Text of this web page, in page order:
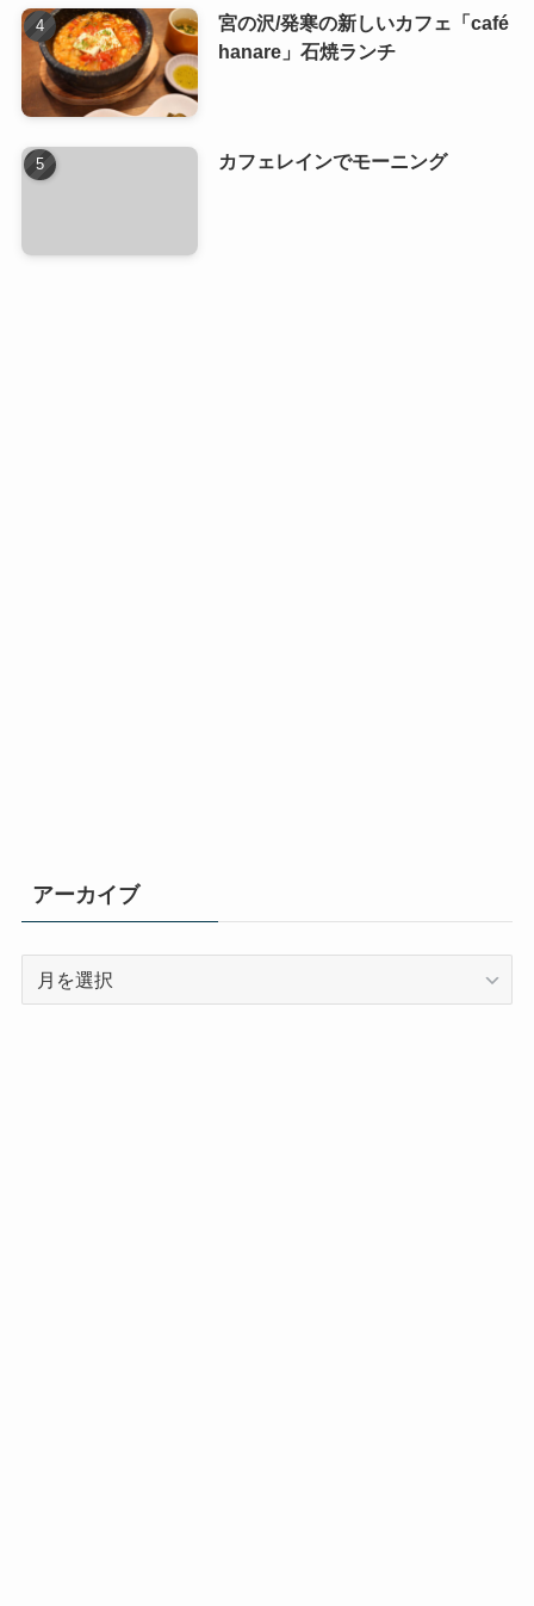
宮の沢/発寒の新しいカフェ「café
hanare」石焼ランチ
カフェレインでモーニング
アーカイブ